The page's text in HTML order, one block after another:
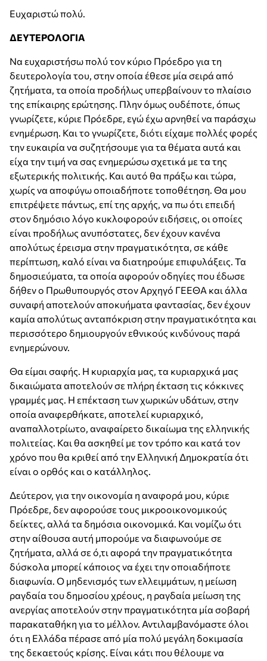
Ευχαριστώ πολύ.
ΔΕΥΤΕΡΟΛΟΓΙΑ
Να ευχαριστήσω πολύ τον κύριο Πρόεδρο για τη
δευτερολογία του, στην οποία έθεσε μία σειρά από
ζητήματα, τα οποία προδήλως υπερβαίνουν το πλαίσιο
της επίκαιρης ερώτησης. Πλην όμως ουδέποτε, όπως
γνωρίζετε, κύριε Πρόεδρε, εγώ έχω αρνηθεί να παράσχω
ενημέρωση. Και το γνωρίζετε, διότι είχαμε πολλές φορές
την ευκαιρία να συζητήσουμε για τα θέματα αυτά και
είχα την τιμή να σας ενημερώσω σχετικά με τα της
εξωτερικής πολιτικής. Και αυτό θα πράξω και τώρα,
χωρίς να αποφύγω οποιαδήποτε τοποθέτηση. Θα μου
επιτρέψετε πάντως, επί της αρχής, να πω ότι επειδή
στον δημόσιο λόγο κυκλοφορούν ειδήσεις, οι οποίες
είναι προδήλως ανυπόστατες, δεν έχουν κανένα
απολύτως έρεισμα στην πραγματικότητα, σε κάθε
περίπτωση, καλό είναι να διατηρούμε επιφυλάξεις. Τα
δημοσιεύματα, τα οποία αφορούν οδηγίες που έδωσε
δήθεν ο Πρωθυπουργός στον Αρχηγό ΓΕΕΘΑ και άλλα
συναφή αποτελούν αποκυήματα φαντασίας, δεν έχουν
καμία απολύτως ανταπόκριση στην πραγματικότητα και
περισσότερο δημιουργούν εθνικούς κινδύνους παρά
ενημερώνουν.
Θα είμαι σαφής. Η κυριαρχία μας, τα κυριαρχικά μας
δικαιώματα αποτελούν σε πλήρη έκταση τις κόκκινες
γραμμές μας. Η επέκταση των χωρικών υδάτων, στην
οποία αναφερθήκατε, αποτελεί κυριαρχικό,
αναπαλλοτρίωτο, αναφαίρετο δικαίωμα της ελληνικής
πολιτείας. Και θα ασκηθεί με τον τρόπο και κατά τον
χρόνο που θα κριθεί από την Ελληνική Δημοκρατία ότι
είναι ο ορθός και ο κατάλληλος.
Δεύτερον, για την οικονομία η αναφορά μου, κύριε
Πρόεδρε, δεν αφορούσε τους μικροοικονομικούς
δείκτες, αλλά τα δημόσια οικονομικά. Και νομίζω ότι
στην αίθουσα αυτή μπορούμε να διαφωνούμε σε
ζητήματα, αλλά σε ό,τι αφορά την πραγματικότητα
δύσκολα μπορεί κάποιος να έχει την οποιαδήποτε
διαφωνία. Ο μηδενισμός των ελλειμμάτων, η μείωση
ραγδαία του δημοσίου χρέους, η ραγδαία μείωση της
ανεργίας αποτελούν στην πραγματικότητα μία σοβαρή
παρακαταθήκη για το μέλλον. Αντιλαμβανόμαστε όλοι
ότι η Ελλάδα πέρασε από μία πολύ μεγάλη δοκιμασία
της δεκαετούς κρίσης. Είναι κάτι που θέλουμε να